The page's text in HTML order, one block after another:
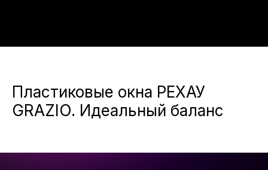
Пластиковые окна РЕХАУ
GRAZIO. Идеальный баланс